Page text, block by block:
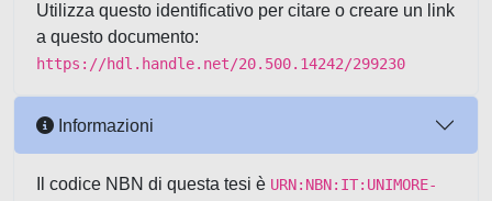
Utilizza questo identificativo per citare o creare un link
a questo documento:
https://hdl.handle.net/20.500.14242/299230
Informazioni
Il codice NBN di questa tesi è URN:NBN:IT:UNIMORE-